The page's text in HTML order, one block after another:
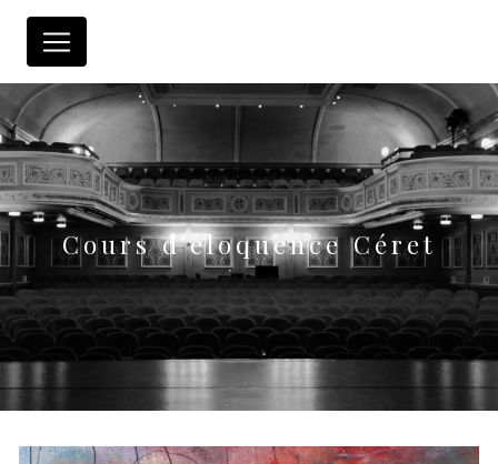
Panneau de gestion des cookies
Cours d'éloquence Céret